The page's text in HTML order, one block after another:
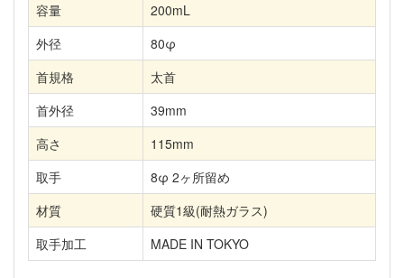
容量
200mL
外径
80φ
首規格
太首
首外径
39mm
高さ
115mm
取手
8φ 2ヶ所留め
材質
硬質1級(耐熱ガラス)
取手加工
MADE IN TOKYO